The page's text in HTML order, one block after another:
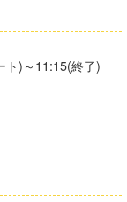
ト)～11:15(終了)